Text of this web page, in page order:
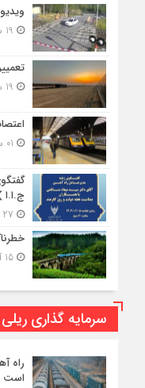
ج.ا.ا
15 آگوست 2023 - 20:13
سرمایه گذاری ریلی
راه
است